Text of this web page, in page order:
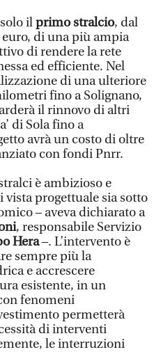
ilprimo stralcio, dal
di una più ampia
di rendere la rete
ed efficiente. Nel
di una ulteriore
fino a Solignano,
il rinnovo di altri
di Sola fino a
avrà un costo di oltre
con fondi Pnrr.
è ambizioso e
progettuale sia sotto
– aveva dichiarato a
, responsabile Servizio
Hera–. L’intervento è
sempre più la
e accrescere
esistente, in un
fenomeni
permetterà
di interventi
le interruzioni